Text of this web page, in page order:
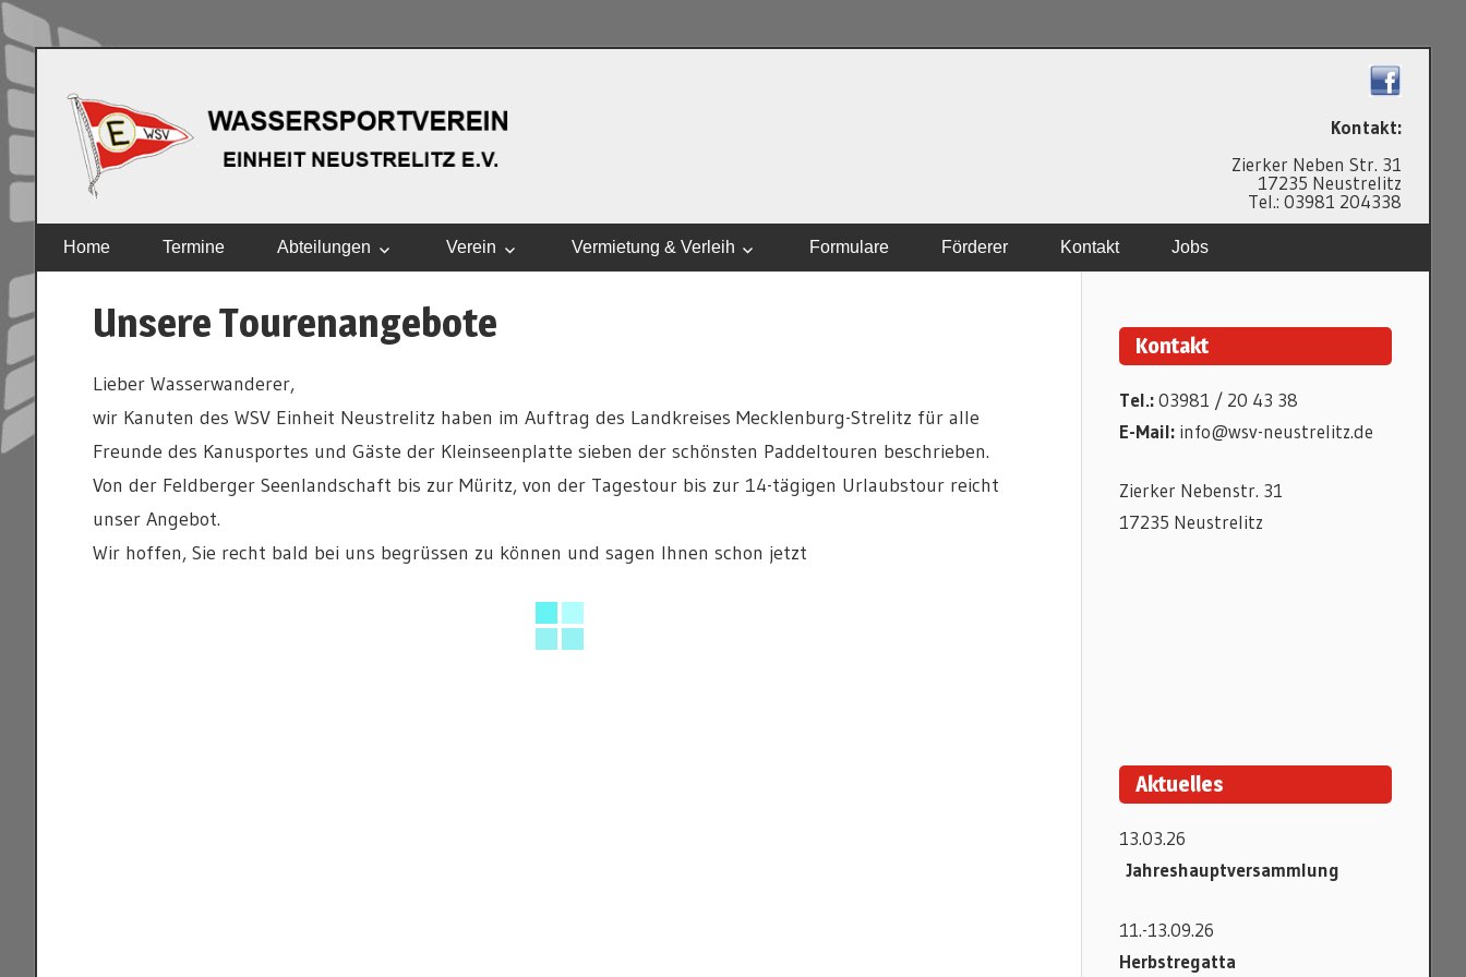
Inhalt
springen
Kontakt:
Zierker Neben Str. 31
17235 Neustrelitz
Tel.: 03981 204338
Home Termine Abteilungen Verein Vermietung & Verleih Formulare Förderer Kontakt Jobs
Unsere Tourenangebote
Lieber Wasserwanderer,
wir Kanuten des WSV Einheit Neustrelitz haben im Auftrag des Landkreises Mecklenburg-Strelitz für alle
Freunde des Kanusportes und Gäste der Kleinseenplatte sieben der schönsten Paddeltouren beschrieben.
Von der Feldberger Seenlandschaft bis zur Müritz, von der Tagestour bis zur 14-tägigen Urlaubstour reicht
unser Angebot.
Wir hoffen, Sie recht bald bei uns begrüssen zu können und sagen Ihnen schon jetzt
Kontakt
Tel.:03981 / 20 43 38
E-Mail: info@wsv-neustrelitz.de
Zierker Nebenstr. 31
17235 Neustrelitz
Aktuelles
13.03.26
Jahreshauptversammlung
11.-13.09.26
Herbstregatta